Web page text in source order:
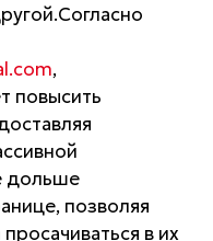
,
повысить
дольше
позволяя
в их